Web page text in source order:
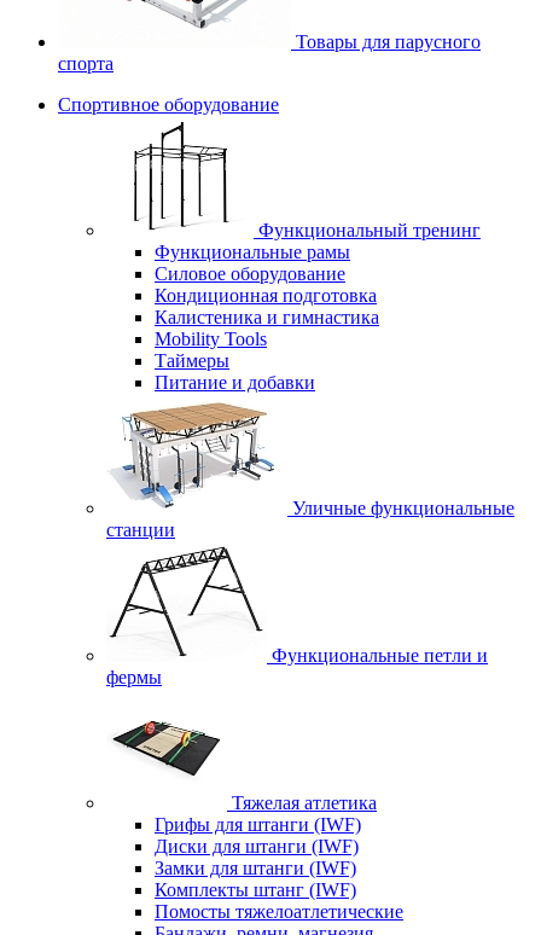
Товары для парусного
спорта
Спортивное оборудование
Функциональный тренинг
Функциональные рамы
Силовое оборудование
Кондиционная подготовка
Калистеника и гимнастика
Mobility Tools
Таймеры
Питание и добавки
Уличные функциональные
станции
Функциональные петли и
фермы
Тяжелая атлетика
Грифы для штанги (IWF)
Диски для штанги (IWF)
Замки для штанги (IWF)
Комплекты штанг (IWF)
Помосты тяжелоатлетические